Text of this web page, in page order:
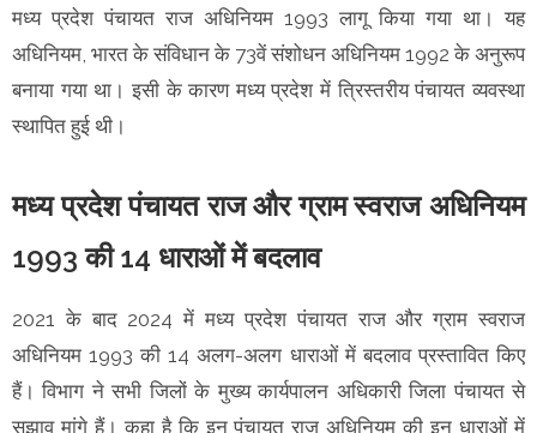
मध्य प्रदेश पंचायत राज अधिनियम 1993 लागू किया गया था। यह
अधिनियम, भारत के संविधान के 73वें संशोधन अधिनियम 1992 के अनुरूप
बनाया गया था। इसी के कारण मध्य प्रदेश में त्रिस्तरीय पंचायत व्यवस्था
स्थापित हुई थी।
मध्य प्रदेश पंचायत राज और ग्राम स्वराज अधिनियम
1993 की 14 धाराओं में बदलाव
2021 के बाद 2024 में मध्य प्रदेश पंचायत राज और ग्राम स्वराज
अधिनियम 1993 की 14 अलग-अलग धाराओं में बदलाव प्रस्तावित किए
हैं। विभाग ने सभी जिलों के मुख्य कार्यपालन अधिकारी जिला पंचायत से
सुझाव मांगे हैं। कहा है कि इन पंचायत राज अधिनियम की इन धाराओं में